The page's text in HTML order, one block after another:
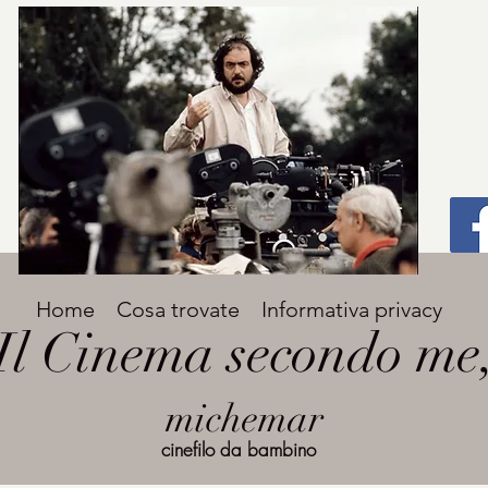
Titolo
grande
Avenir Light una delle font preferite dai
designer. Facile da leggere, viene
utilizzata per titoli e paragrafi.
Cinema secondo
michemar
Home Cosa trovate Informativa privacy
cinefilo da bambino